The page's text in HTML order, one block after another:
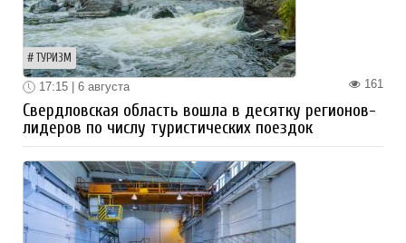
ТУРИЗМ
161
17:15 | 6 августа
Свердловская область вошла в десятку регионов-
лидеров по числу туристических поездок